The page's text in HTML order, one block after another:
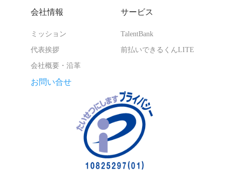
会社情報
ミッション
代表挨拶
会社概要・沿革
サービス
TalentBank
前払いできるくんLITE
お問い合せ